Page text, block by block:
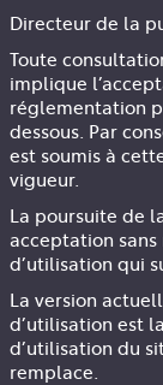
Directeur de la
Toute
implique
réglementation
dessous. Par
est soumis à
vigueur.
La poursuite de
acceptation
d’utilisation qui
La version
d’utilisation est
d’utilisation du
remplace.